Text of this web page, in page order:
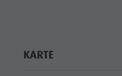
KARTE